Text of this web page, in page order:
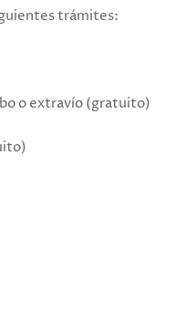
trámites:
o extravío (gratuito)